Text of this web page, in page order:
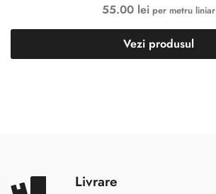
55.00 lei per metru liniar
Vezi produsul
Livrare